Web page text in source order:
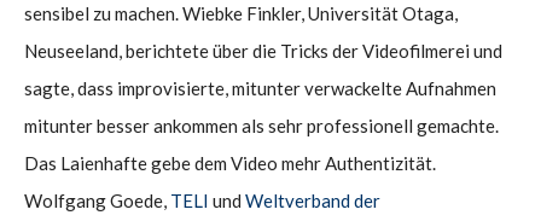
sensibel zu machen. Wiebke Finkler, Universität Otaga,
Neuseeland, berichtete über die Tricks der Videofilmerei und
sagte, dass improvisierte, mitunter verwackelte Aufnahmen
mitunter besser ankommen als sehr professionell gemachte.
Das Laienhafte gebe dem Video mehr Authentizität.
Wolfgang Goede, TELI und Weltverband der